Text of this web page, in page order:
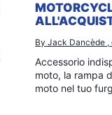
By Jack Dancède ,
Accessorio
moto, la rampa
moto nel tuo